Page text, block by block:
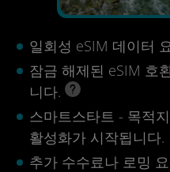
일회성 eSIM 데이터
잠금 해제된 eSIM 호
니다.
스마트스타트 - 목적
활성화가 시작됩니다.
추가 수수료나 로밍